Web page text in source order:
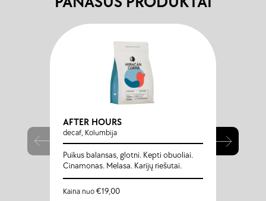
AFTER HOURS
decaf, Kolumbija
Puikus balansas, glotni. Kepti obuoliai.
Cinamonas. Melasa. Karijų riešutai.
Kaina nuo€19,00